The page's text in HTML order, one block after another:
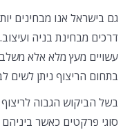
גם בישראל אנו מבחינים
דרכים מבחינת בניה
עשויים מעץ מלא אלא
בתחום הריצוף ניתן לשים
בשל הביקוש הגבוה
סוגי פרקטים כאשר